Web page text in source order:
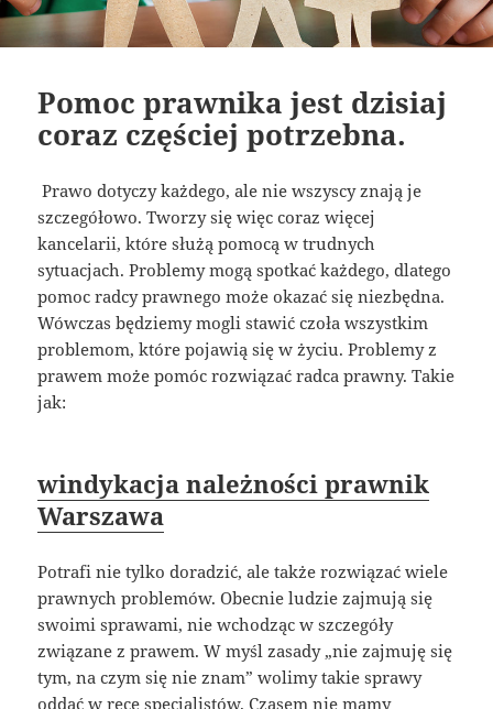
Pomoc prawnika jest dzisiaj
coraz częściej potrzebna.
Prawo dotyczy każdego, ale nie wszyscy znają je
szczegółowo. Tworzy się więc coraz więcej
kancelarii, które służą pomocą w trudnych
sytuacjach. Problemy mogą spotkać każdego, dlatego
pomoc radcy prawnego może okazać się niezbędna.
Wówczas będziemy mogli stawić czoła wszystkim
problemom, które pojawią się w życiu. Problemy z
prawem może pomóc rozwiązać radca prawny. Takie
jak:
windykacja należności prawnik
Warszawa
Potrafi nie tylko doradzić, ale także rozwiązać wiele
prawnych problemów. Obecnie ludzie zajmują się
swoimi sprawami, nie wchodząc w szczegóły
związane z prawem. W myśl zasady „nie zajmuję się
tym, na czym się nie znam” wolimy takie sprawy
oddać w ręce specjalistów. Czasem nie mamy